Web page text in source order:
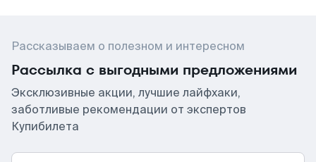
Рассказываем о полезном и интересном
Рассылка с выгодными предложениями
Эксклюзивные акции, лучшие лайфхаки,
заботливые рекомендации от экспертов
Купибилета